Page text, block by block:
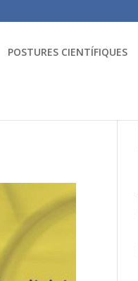
POSTURES CIENTÍFIQUES